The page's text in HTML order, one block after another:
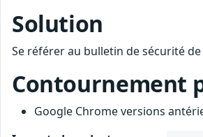
Solution
Se référer au bulletin de sécurité
Contournement
Google Chrome versions